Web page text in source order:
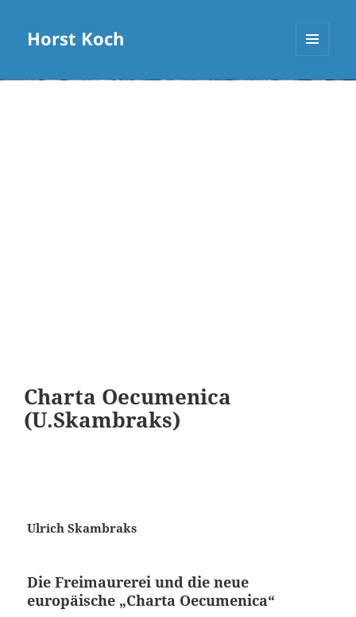
Horst Koch
Charta Oecumenica
(U.Skambraks)
Ulrich Skambraks
Die Freimaurerei und die neue
europäische „Charta Oecumenica“